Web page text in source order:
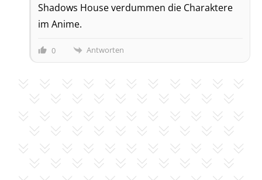
Shadows House verdummen die Charaktere
im Anime.
0 Antworten